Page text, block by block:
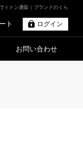
ィトン通販｜ブランドのくら
ト ログイン
お問い合わせ